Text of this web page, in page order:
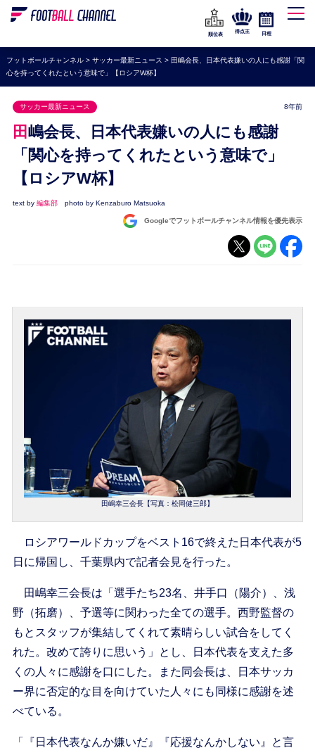
WEリーグ
海外サッカー
プレミアリーグ
ラ・リーガ
セリエA
ブンデスリーガ
UEFA
ナショナルチーム
順位表
得点王 日程
フットボールチャンネル> サッカー最新ニュース > 田嶋会長、日本代表嫌いの人にも感謝「関
心を持ってくれたという意味で」【ロシアW杯】
サッカー最新ニュース 8年前
田嶋会長、日本代表嫌いの人にも感謝
「関心を持ってくれたという意味で」
【ロシアW杯】
text by 編集部 photo by Kenzaburo Matsuoka
Googleでフットボールチャンネル情報を優先表示
田嶋幸三会長【写真：松岡健三郎】
ロシアワールドカップをベスト16で終えた日本代表が5
日に帰国し、千葉県内で記者会見を行った。
田嶋幸三会長は「選手たち23名、井手口（陽介）、浅
野（拓磨）、予選等に関わった全ての選手。西野監督の
もとスタッフが集結してくれて素晴らしい試合をしてく
れた。改めて誇りに思いう」とし、日本代表を支えた多
くの人々に感謝を口にした。また同会長は、日本サッカ
ー界に否定的な目を向けていた人々にも同様に感謝を述
べている。
「『日本代表なんか嫌いだ』『応援なんかしない』と言